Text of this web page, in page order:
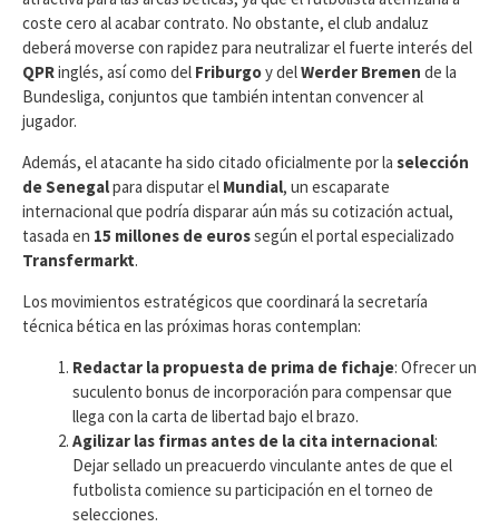
coste cero al acabar contrato. No obstante, el club andaluz
deberá moverse con rapidez para neutralizar el fuerte interés del
QPRinglés, así como del Friburgoy delWerder Bremen de la
Bundesliga, conjuntos que también intentan convencer al
jugador.
Además, el atacante ha sido citado oficialmente por la selección
de Senegalpara disputar el Mundial, un escaparate
internacional que podría disparar aún más su cotización actual,
tasada en 15 millones de eurossegún el portal especializado
Transfermarkt.
​Los movimientos estratégicos que coordinará la secretaría
técnica bética en las próximas horas contemplan:
Redactar la propuesta de prima de fichaje: Ofrecer un
suculento bonus de incorporación para compensar que
llega con la carta de libertad bajo el brazo.
Agilizar las firmas antes de la cita internacional:
Dejar sellado un preacuerdo vinculante antes de que el
futbolista comience su participación en el torneo de
selecciones.